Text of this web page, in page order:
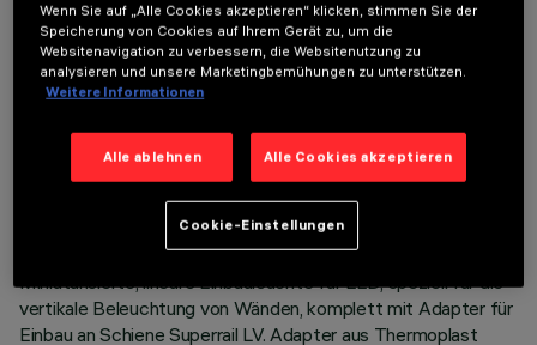
TECHNISCHE DATEN
LETZTES UPDATE: 07.08.2026
Miniaturisierte, lineare Einbauleuchte für LED, speziell für die
vertikale Beleuchtung von Wänden, komplett mit Adapter für
Einbau an Schiene Superrail LV. Adapter aus Thermoplast
Wenn Sie auf „Alle Cookies akzeptieren“ klicken, stimmen Sie der
Speicherung von Cookies auf Ihrem Gerät zu, um die
Websitenavigation zu verbessern, die Websitenutzung zu
analysieren und unsere Marketingbemühungen zu unterstützen.
Weitere Informationen
Alle ablehnen Alle Cookies akzeptieren
Cookie-Einstellungen